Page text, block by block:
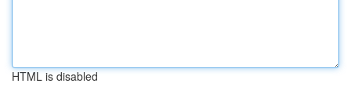
HTML is disabled